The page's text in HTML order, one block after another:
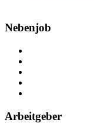
Nebenjob
Arbeitgeber